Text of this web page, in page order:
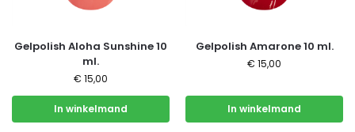
Gelpolish Aloha Sunshine 10
ml.
€ 15,00
In winkelmand
Gelpolish Amarone 10 ml.
€ 15,00
In winkelmand